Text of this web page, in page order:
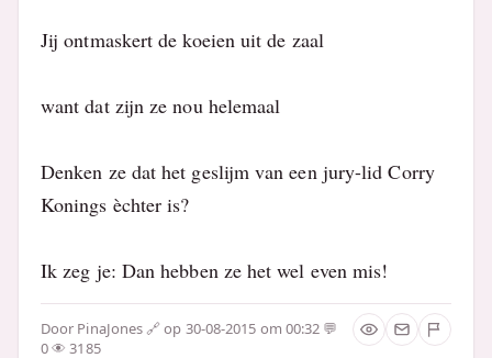
Jij ontmaskert de koeien uit de zaal
want dat zijn ze nou helemaal
Denken ze dat het geslijm van een jury-lid Corry
Konings èchter is?
Ik zeg je: Dan hebben ze het wel even mis!
Door PinaJones
op 30-08-2015 om 00:32
0
3185